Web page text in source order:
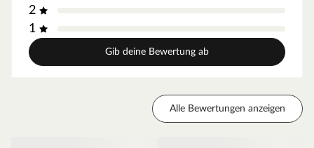
2
1
Gib deine Bewertung ab
Alle Bewertungen anzeigen